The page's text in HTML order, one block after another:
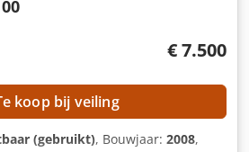
€ 7.500
koop bij veiling
(gebruikt), Bouwjaar: 2008,